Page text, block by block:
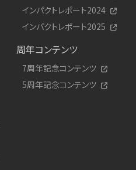
インパクトレポート2024
インパクトレポート2025
周年コンテンツ
7周年記念コンテンツ
5周年記念コンテンツ